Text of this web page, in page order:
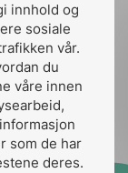
innhold og
sosiale
vår.
du
våre innen
som de har
deres.